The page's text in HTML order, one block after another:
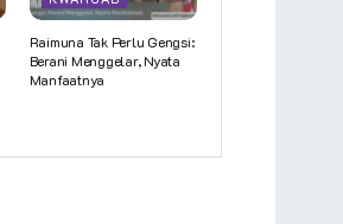
Raimuna Tak Perlu Gengsi:
Berani Menggelar, Nyata
Manfaatnya